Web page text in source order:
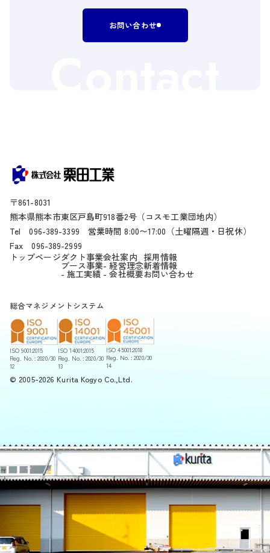
お問い合わせ
〒861-8031
熊本県熊本市東区戸島町918番2号（コスモ工業団地内）
Tel096-389-3399 営業時間 8:00〜17:00（土曜隔週・日祝休）
Fax096-389-2999
トップページダクト事業
ブース事業
- 施工実績
会社案内
- 経営理念
- 会社概要
採用情報
新着情報
お問い合わせ
総合マネジメントシステム
ISO 9001:2015
Reg. No. : 2020/30
12
ISO 14001:2015
Reg. No. : 2020/30
13
ISO 45001:2018
Reg. No. : 2020/30
14
© 2005-2026 Kurita Kogyo Co.,Ltd.